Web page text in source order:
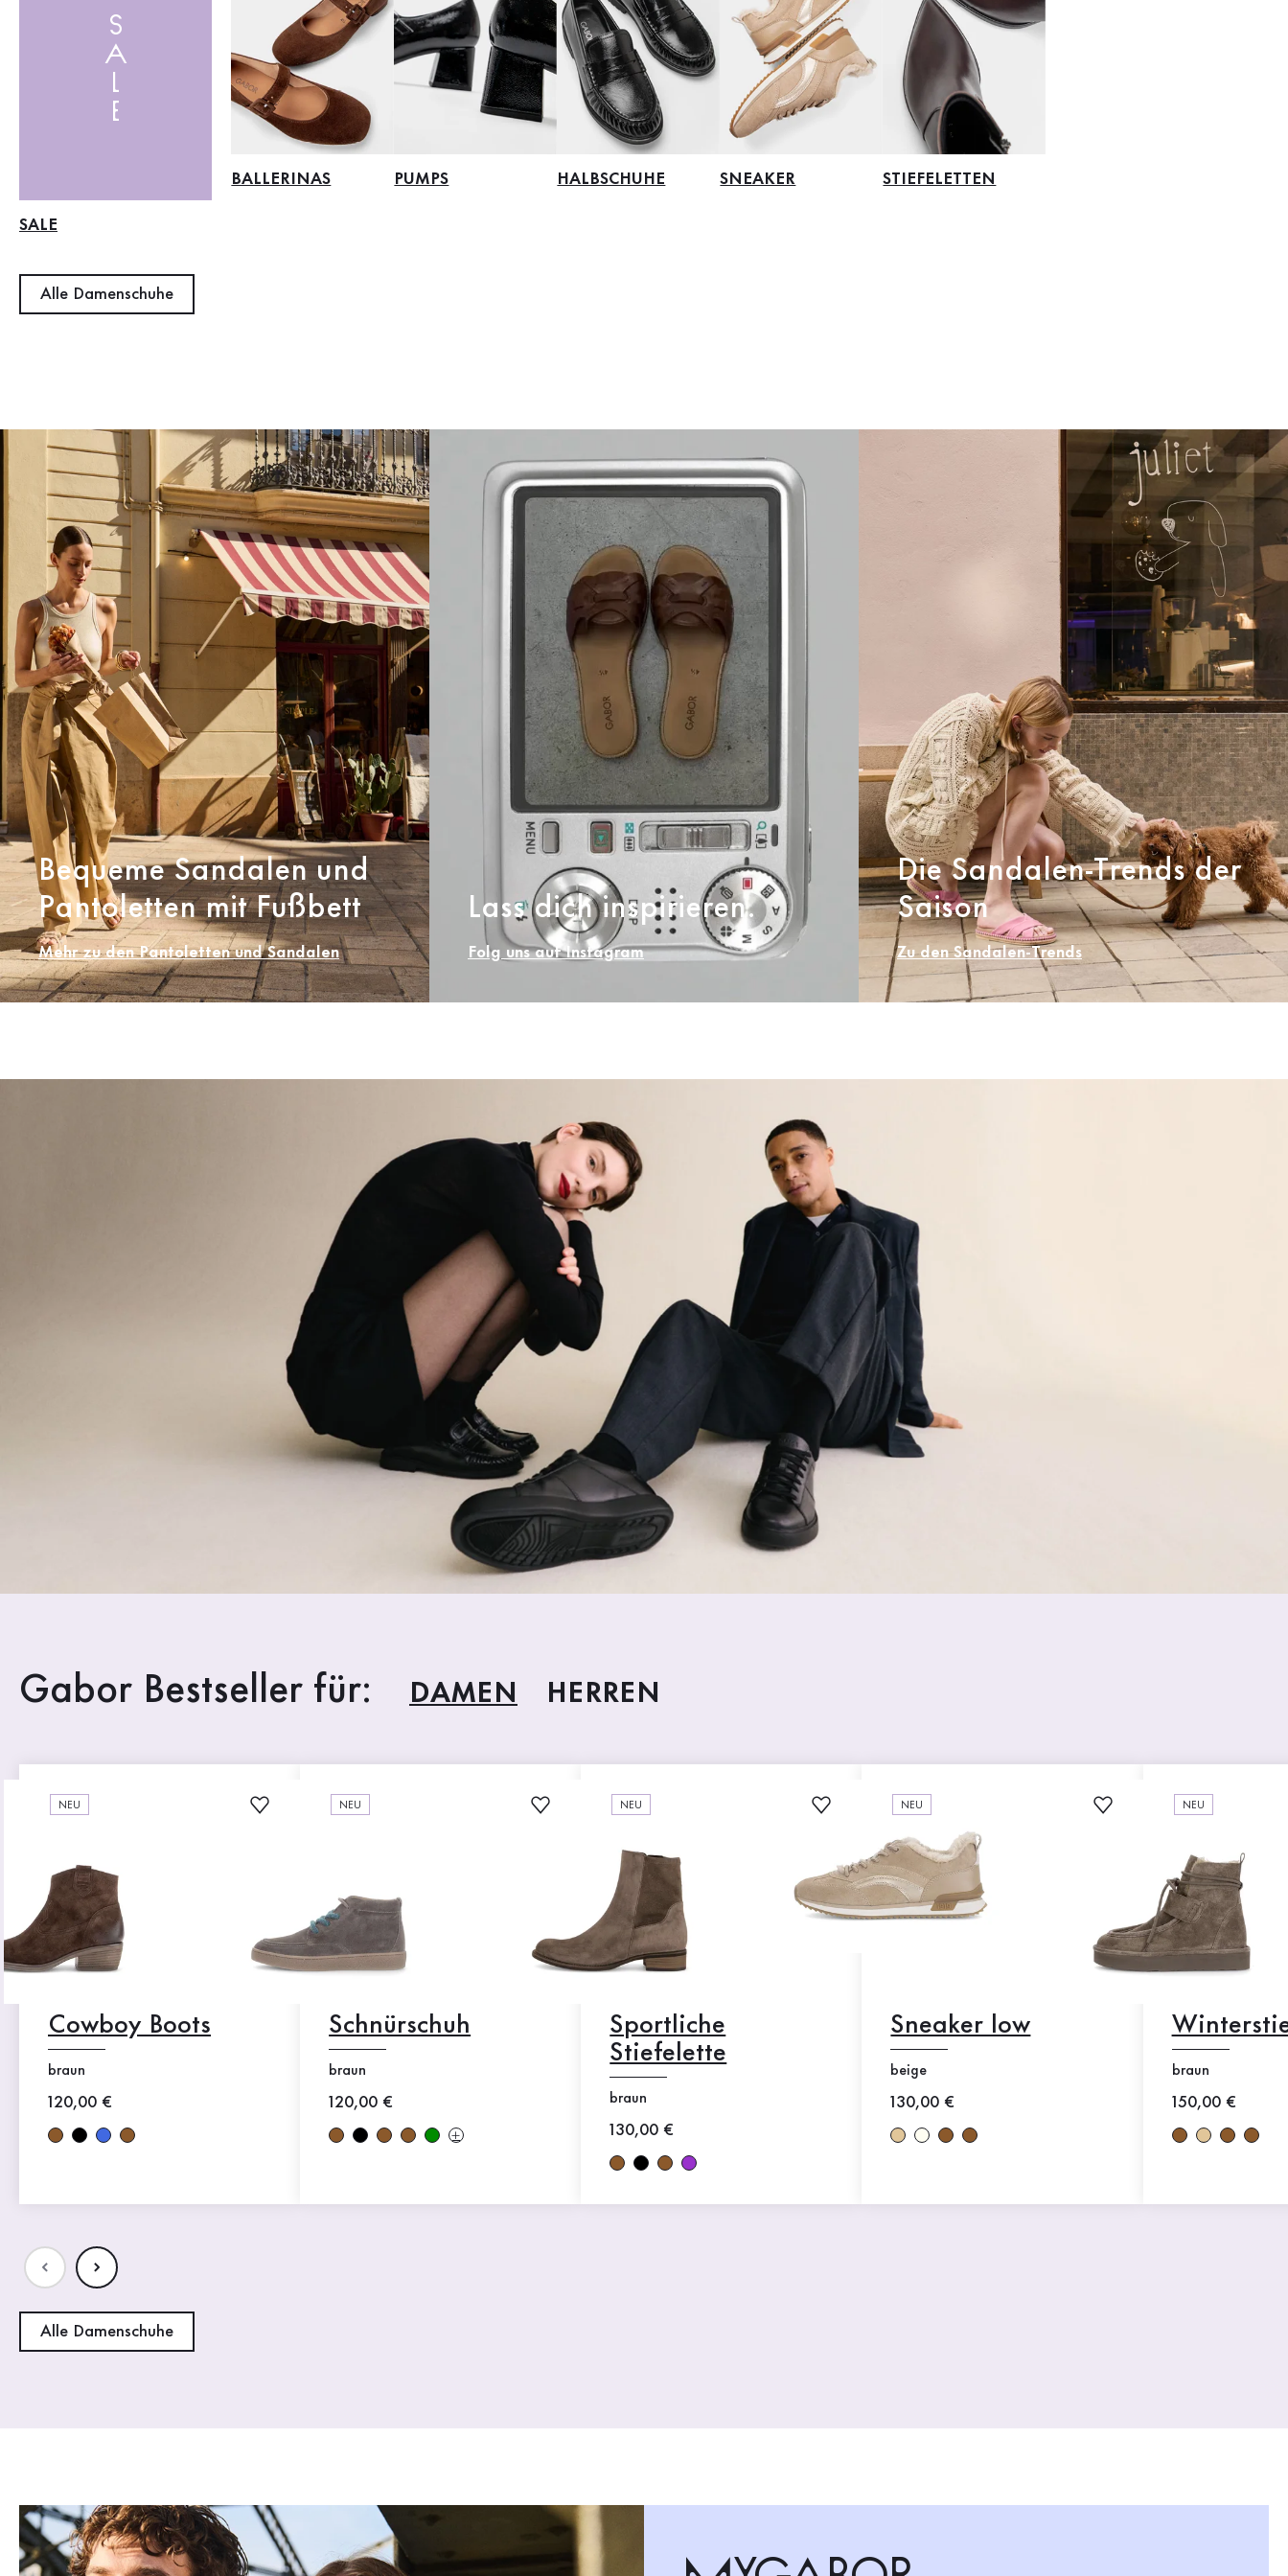
SALE
SALE
BALLERINAS PUMPS HALBSCHUHE SNEAKER STIEFELETTEN
Alle Damenschuhe
Bequeme Sandalen und
Pantoletten mit Fußbett
Mehr zu den Pantoletten und Sandalen
Lass dich inspirieren.
Folg uns auf Instagram
Die Sandalen-Trends der
Saison
Zu den Sandalen-Trends
Gabor Bestseller für: DAMEN HERREN
NEU
Cowboy Boots
braun
Neuer Preis
120,00 €
NEU
Schnürschuh
braun
Neuer Preis
120,00 €
NEU
Sportliche
Stiefelette
braun
Neuer Preis
130,00 €
NEU
Sneaker low
beige
Neuer Preis
130,00 €
NEU
braun
Neuer Preis
150,00 €
Alle Damenschuhe